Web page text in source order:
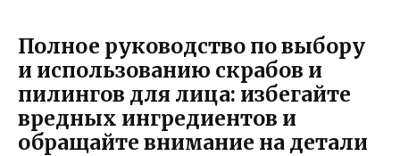
Полное руководство по выбору
и использованию скрабов и
пилингов для лица: избегайте
вредных ингредиентов и
обращайте внимание на детали